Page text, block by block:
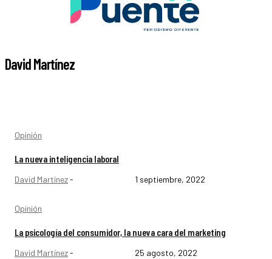
David Martínez
Opinión
La nueva inteligencia laboral
David Martínez- 1 septiembre, 2022
Opinión
La psicología del consumidor, la nueva cara del marketing
David Martínez- 25 agosto, 2022